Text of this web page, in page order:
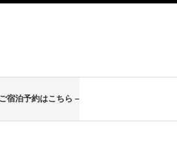
宿泊予約はこちら –